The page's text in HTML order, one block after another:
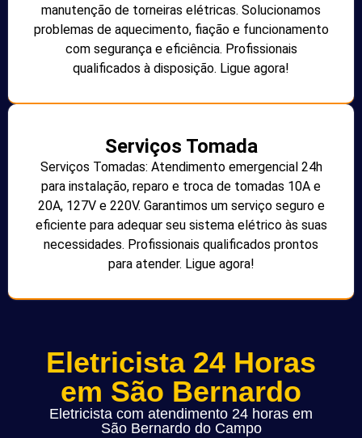
manutenção de torneiras elétricas. Solucionamos
problemas de aquecimento, fiação e funcionamento
com segurança e eficiência. Profissionais
qualificados à disposição. Ligue agora!
Serviços Tomada
Serviços Tomadas: Atendimento emergencial 24h
para instalação, reparo e troca de tomadas 10A e
20A, 127V e 220V. Garantimos um serviço seguro e
eficiente para adequar seu sistema elétrico às suas
necessidades. Profissionais qualificados prontos
para atender. Ligue agora!
Eletricista 24 Horas
em São Bernardo
Eletricista com atendimento 24 horas em
São Bernardo do Campo